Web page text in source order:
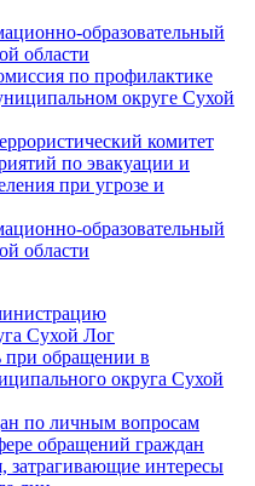
образовательный
области
по профилактике
округе Сухой
комитет
по эвакуации и
при угрозе и
образовательный
области
Сухой Лог
при обращении в
округа Сухой
по личным вопросам
обращений граждан
затрагивающие интересы